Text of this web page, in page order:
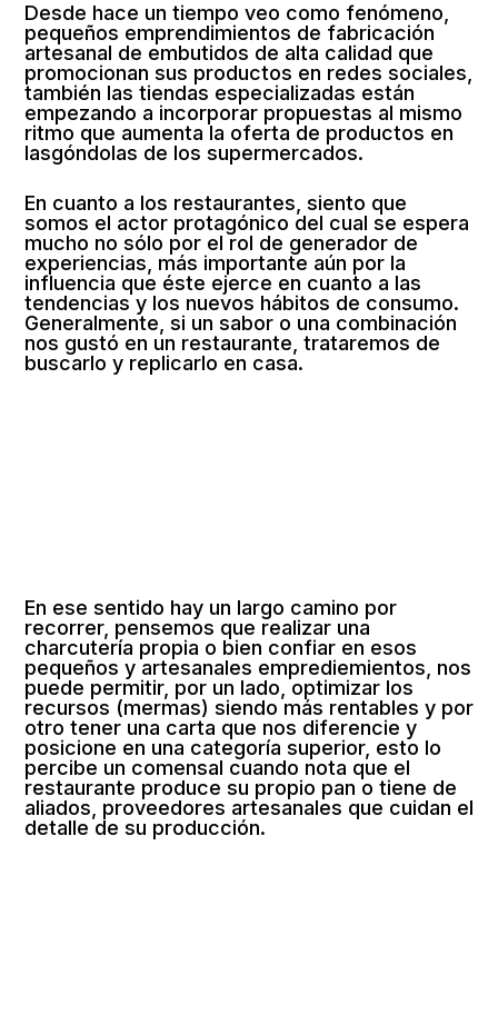
Desde hace un tiempo veo como fenómeno,
pequeños emprendimientos de fabricación
artesanal de embutidos de alta calidad que
promocionan sus productos en redes sociales,
también las tiendas especializadas están
empezando a incorporar propuestas al mismo
ritmo que aumenta la oferta de productos en
lasgóndolas de los supermercados.
En cuanto a los restaurantes, siento que
somos el actor protagónico del cual se espera
mucho no sólo por el rol de generador de
experiencias, más importante aún por la
influencia que éste ejerce en cuanto a las
tendencias y los nuevos hábitos de consumo.
Generalmente, si un sabor o una combinación
nos gustó en un restaurante, trataremos de
buscarlo y replicarlo en casa.
En ese sentido hay un largo camino por
recorrer, pensemos que realizar una
charcutería propia o bien confiar en esos
pequeños y artesanales emprediemientos, nos
puede permitir, por un lado, optimizar los
recursos (mermas) siendo más rentables y por
otro tener una carta que nos diferencie y
posicione en una categoría superior, esto lo
percibe un comensal cuando nota que el
restaurante produce su propio pan o tiene de
aliados, proveedores artesanales que cuidan el
detalle de su producción.